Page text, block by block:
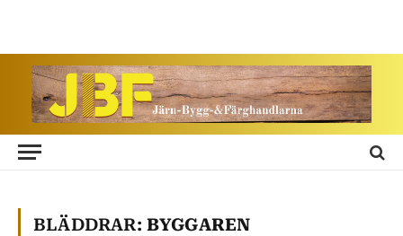
BLÄDDRAR: BYGGAREN